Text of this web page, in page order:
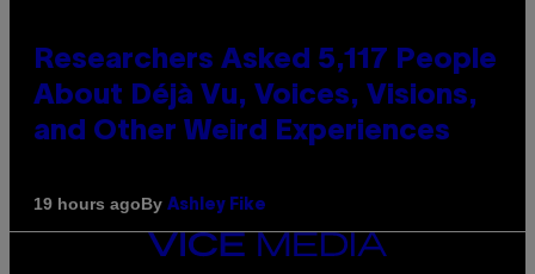
Researchers Asked 5,117 People
About Déjà Vu, Voices, Visions,
and Other Weird Experiences
19 hours agoBy Ashley Fike
VICE
MEDIA